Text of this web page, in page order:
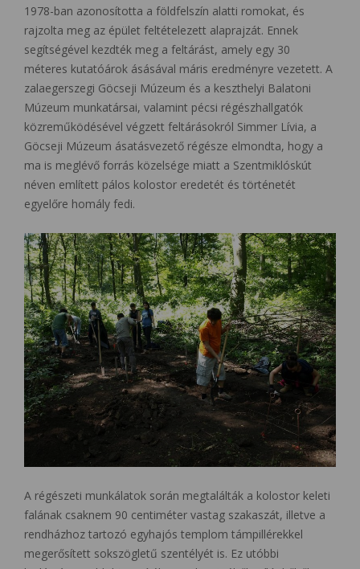
1978-ban azonosította a földfelszín alatti romokat, és
rajzolta meg az épület feltételezett alaprajzát. Ennek
segítségével kezdték meg a feltárást, amely egy 30
méteres kutatóárok ásásával máris eredményre vezetett. A
zalaegerszegi Göcseji Múzeum és a keszthelyi Balatoni
Múzeum munkatársai, valamint pécsi régészhallgatók
közreműködésével végzett feltárásokról Simmer Lívia, a
Göcseji Múzeum ásatásvezető régésze elmondta, hogy a
ma is meglévő forrás közelsége miatt a Szentmiklóskút
néven említett pálos kolostor eredetét és történetét
egyelőre homály fedi.
A régészeti munkálatok során megtalálták a kolostor keleti
falának csaknem 90 centiméter vastag szakaszát, illetve a
rendházhoz tartozó egyhajós templom támpillérekkel
megerősített sokszögletű szentélyét is. Ez utóbbi